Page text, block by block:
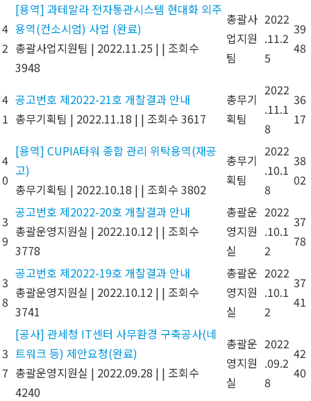
4
2
[용역] 과테말라 전자통관시스템 현대화 외주
용역(컨소시엄) 사업 (완료)
총괄사업지원팀 | 2022.11.25 | | 조회수
3948
총괄사
업지원
팀
2022
.11.2
5
39
48
4
1
공고번호 제2022-21호 개찰결과 안내
총무기획팀 | 2022.11.18 | | 조회수 3617
총무기
획팀
2022
.11.1
8
36
17
4
0
[용역] CUPIA타워 종합 관리 위탁용역(재공
고)
총무기획팀 | 2022.10.18 | | 조회수 3802
총무기
획팀
2022
.10.1
8
38
02
3
9
공고번호 제2022-20호 개찰결과 안내
총괄운영지원실 | 2022.10.12 | | 조회수
3778
총괄운
영지원
실
2022
.10.1
2
37
78
3
8
공고번호 제2022-19호 개찰결과 안내
총괄운영지원실 | 2022.10.12 | | 조회수
3741
총괄운
영지원
실
2022
.10.1
2
37
41
3
7
[공사] 관세청 IT센터 사무환경 구축공사(네
트워크 등) 제안요청(완료)
총괄운영지원실 | 2022.09.28 | | 조회수
4240
총괄운
영지원
실
2022
.09.2
8
42
40